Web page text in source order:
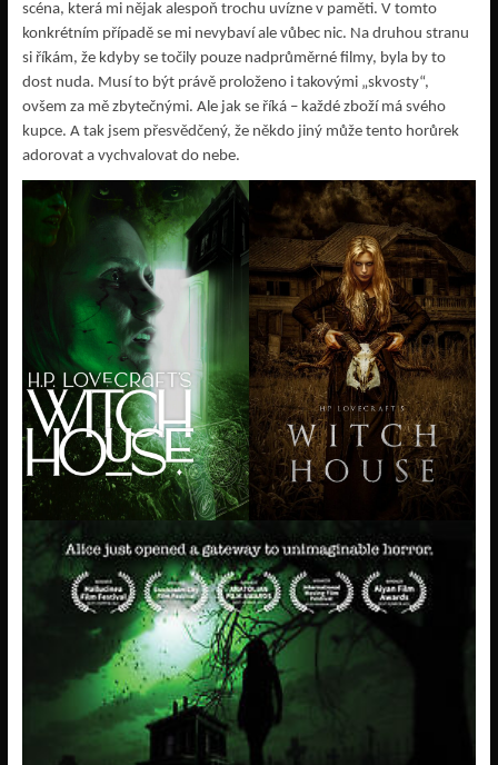
scéna, která mi nějak alespoň trochu uvízne v paměti. V tomto
konkrétním případě se mi nevybaví ale vůbec nic. Na druhou stranu
si říkám, že kdyby se točily pouze nadprůměrné filmy, byla by to
dost nuda. Musí to být právě proloženo i takovými „skvosty“,
ovšem za mě zbytečnými. Ale jak se říká – každé zboží má svého
kupce. A tak jsem přesvědčený, že někdo jiný může tento horůrek
adorovat a vychvalovat do nebe.